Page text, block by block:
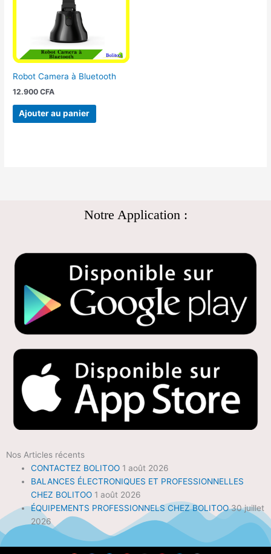
Robot Camera à Bluetooth
12.900CFA
Ajouter au panier
Notre Application :
Nos Articles récents
CONTACTEZ BOLITOO 1 août 2026
BALANCES ÉLECTRONIQUES ET PROFESSIONNELLES
CHEZ BOLITOO 1 août 2026
ÉQUIPEMENTS PROFESSIONNELS CHEZ BOLITOO 30 juillet
2026